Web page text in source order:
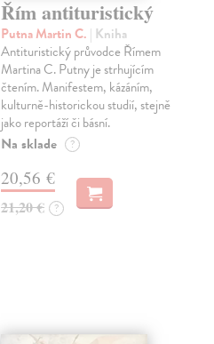
Řím antituristický
Putna Martin C. | Kniha
Antituristický průvodce Římem
Martina C. Putny je strhujícím
čtením. Manifestem, kázáním,
kulturně-historickou studií, stejně
jako reportáží či básní.
Na sklade ?
20,56 €
21,20 € ?